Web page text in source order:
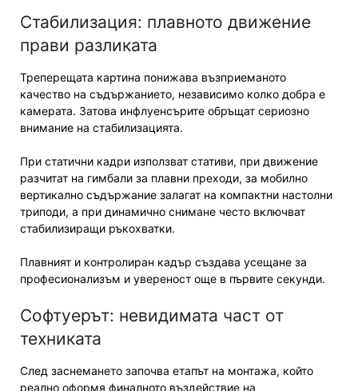
Стабилизация: плавното движение
прави разликата
Треперещата картина понижава възприеманото
качество на съдържанието, независимо колко добра е
камерата. Затова инфлуенсърите обръщат сериозно
внимание на стабилизацията.
При статични кадри използват стативи, при движение
разчитат на гимбали за плавни преходи, за мобилно
вертикално съдържание залагат на компактни настолни
триподи, а при динамично снимане често включват
стабилизиращи ръкохватки.
Плавният и контролиран кадър създава усещане за
професионализъм и увереност още в първите секунди.
Софтуерът: невидимата част от
техниката
След заснемането започва етапът на монтажа, който
реално оформя финалното въздействие на